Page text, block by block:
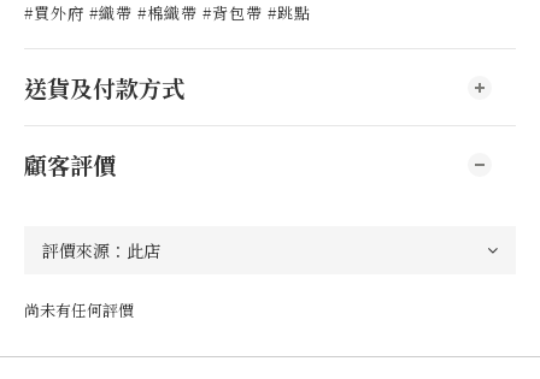
#買外府 #織帶 #棉織帶 #背包帶 #跳點
送貨及付款方式
顧客評價
尚未有任何評價